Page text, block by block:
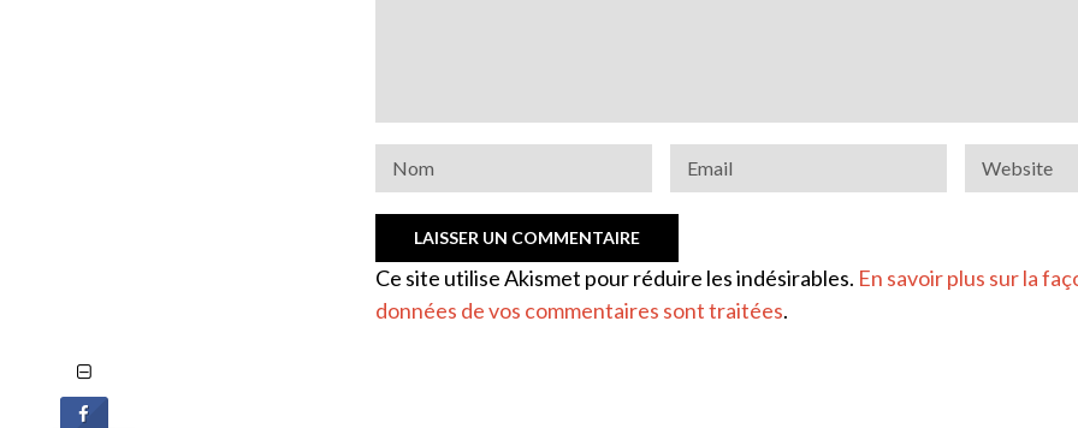
Ce site utilise Akismet pour réduire les indésirables. En savoir plus sur la
données de vos commentaires sont traitées.